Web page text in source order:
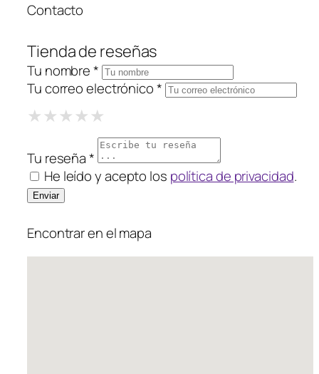
Contacto
Tienda de reseñas
Tu nombre *
Tu correo electrónico *
★1 Star
★★2 Stars
★★★3 Stars
★★★★4 Stars
★★★★★
Tu reseña *
He leído y acepto los política de privacidad.
Encontrar en el mapa